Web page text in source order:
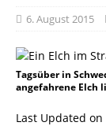
6. August 2015
Tagsüber in
angefahrene Elch
Last Updated